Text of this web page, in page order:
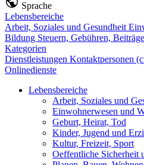
Sprache
Lebensbereiche
Arbeit, Soziales und Gesundheit
Bildung Steuern, Gebühren, Beiträge
Kategorien
Dienstleistungen Kontaktpersonen
Onlinedienste
Lebensbereiche
Arbeit, Soziales und
Einwohnerwesen und
Geburt, Heirat, Tod
Kinder, Jugend und
Kultur, Freizeit, Sport
Oeffentliche Sicherheit